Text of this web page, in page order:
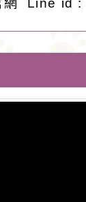
Line id :